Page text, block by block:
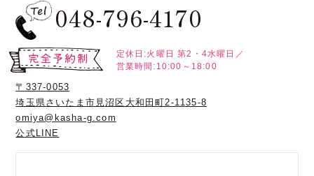
048-796-4170
定休日:火曜日 第2・4水曜日／
営業時間:10:00～18:00
〒337-0053
埼玉県さいたま市見沼区大和田町2-1135-8
omiya@kasha-g.com
公式LINE